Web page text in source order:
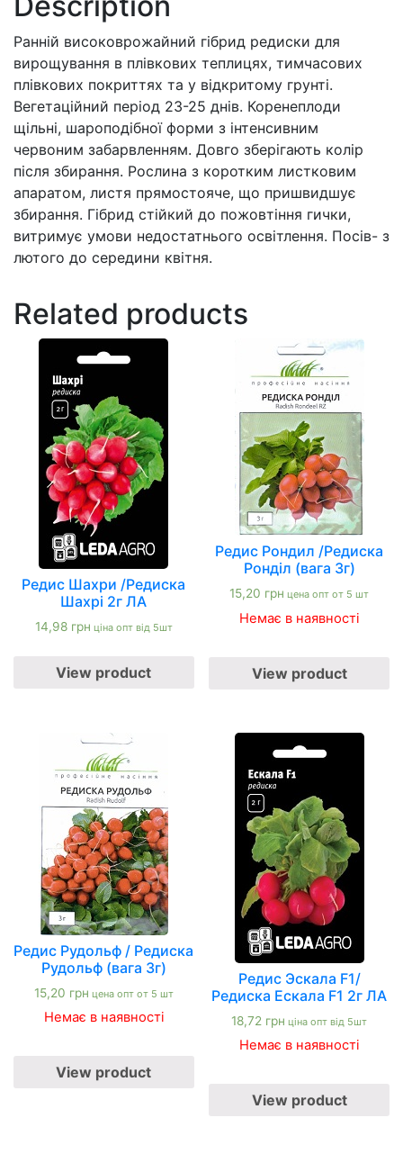
Ранній високоврожайний гібрид редиски для
вирощування в плівкових теплицях, тимчасових
плівкових покриттях та у відкритому грунті.
Вегетаційний період 23-25 днів. Коренеплоди
щільні, шароподібної форми з інтенсивним
червоним забарвленням. Довго зберігають колір
після збирання. Рослина з коротким листковим
апаратом, листя прямостояче, що пришвидшує
збирання. Гібрид стійкий до пожовтіння гички,
витримує умови недостатнього освітлення. Посів- з
лютого до середини квітня.
Related products
Редис Шахри /Редиска
Шахрі 2г ЛА
14,98 грн ціна опт від 5шт
View product
Редис Рондил /Редиска
Ронділ (вага 3г)
15,20 грн цена опт от 5 шт
Немає в наявності
View product
Редис Рудольф / Редиска
Рудольф (вага 3г)
15,20 грн цена опт от 5 шт
Немає в наявності
View product
Редис Эскала F1/
Редиска Ескала F1 2г ЛА
18,72 грн ціна опт від 5шт
Немає в наявності
View product